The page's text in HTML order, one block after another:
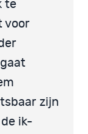
te
voor
zijn
ik-